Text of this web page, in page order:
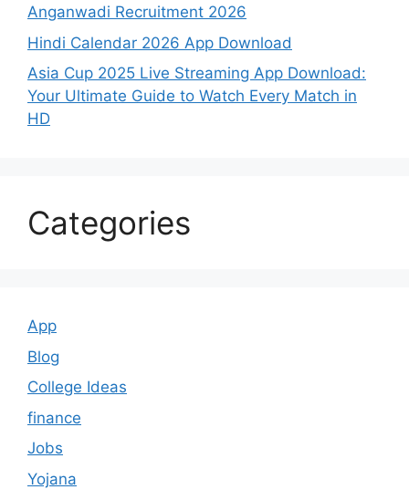
Anganwadi Recruitment 2026
Hindi Calendar 2026 App Download
Asia Cup 2025 Live Streaming App Download:
Your Ultimate Guide to Watch Every Match in
HD
Categories
App
Blog
College Ideas
finance
Jobs
Yojana